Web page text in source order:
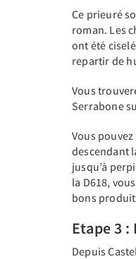
Ce prieuré
roman. Les
ont été
repartir de
Vous
Serrabone
Vous
descendant
jusqu’à
la D618,
bons
Etape 3 :
Depuis